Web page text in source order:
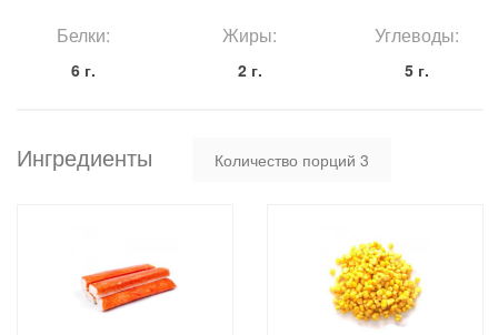
Белки:
6 г.
Жиры:
2 г.
Углеводы:
5 г.
Ингредиенты Количество порций 3